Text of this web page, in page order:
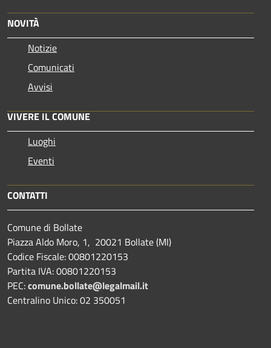
NOVITÀ
Notizie
Comunicati
Avvisi
VIVERE IL COMUNE
Luoghi
Eventi
CONTATTI
Comune di Bollate
Piazza Aldo Moro, 1, 20021 Bollate (MI)
Codice Fiscale: 00801220153
Partita IVA: 00801220153
PEC:comune.bollate@legalmail.it
Centralino Unico: 02 350051